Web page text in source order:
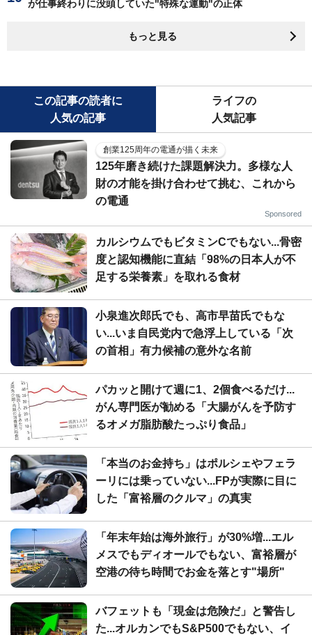
が仕事終わりに没頭していた"特殊な運動"の正体
もっと見る
この記事の読者に
人気の記事
ライフの
人気記事
創業125周年の電通が描く未来
125年磨き続けた課題解決力。多様な人
財の才能を掛け合わせて挑む、これから
の電通
Sponsored
カルシウムでもビタミンCでもない...骨密
度と認知機能に直結「98%の日本人が不
足する栄養素」を取れる食材
小泉進次郎氏でも、高市早苗氏でもな
い...いま自民党内で急浮上している「次
の首相」有力候補の意外な名前
パカッと開けて週に1、2個食べるだけ...
がん専門医が勧める「大腸がんを予防す
るオメガ脂肪酸たっぷり食品」
「本当のお金持ち」はポルシェやフェラ
ーリには乗っていない...FPが実際に目に
した「富裕層のクルマ」の真実
「年末年始は海外旅行」が30%増...エル
メスでもディオールでもない、富裕層が
空港の待ち時間でお金を落とす"場所"
バフェットも「現金は危険だ」と警告し
た...オルカンでもS&P500でもない、イ